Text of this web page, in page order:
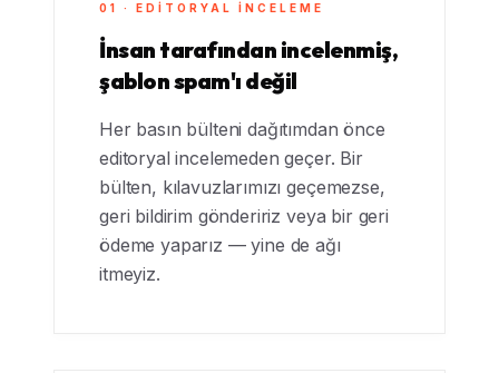
01 · EDITORYAL INCELEME
İnsan tarafından incelenmiş,
şablon spam'ı değil
Her basın bülteni dağıtımdan önce
editoryal incelemeden geçer. Bir
bülten, kılavuzlarımızı geçemezse,
geri bildirim göndeririz veya bir geri
ödeme yaparız — yine de ağı
itmeyiz.